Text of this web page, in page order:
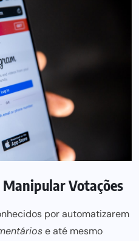
Manipular Votações
por automatizarem
e até mesmo